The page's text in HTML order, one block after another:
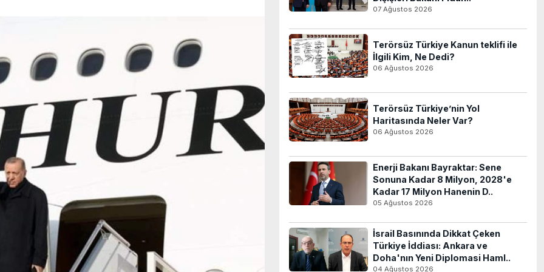
07 Ağustos 2026
Terörsüz Türkiye Kanun teklifi ile
İlgili Kim, Ne Dedi?
06 Ağustos 2026
Terörsüz Türkiye’nin Yol
Haritasında Neler Var?
06 Ağustos 2026
Enerji Bakanı Bayraktar: Sene
Sonuna Kadar 8 Milyon, 2028'e
Kadar 17 Milyon Hanenin D..
05 Ağustos 2026
İsrail Basınında Dikkat Çeken
Türkiye İddiası: Ankara ve
Doha'nın Yeni Diplomasi Haml..
04 Ağustos 2026